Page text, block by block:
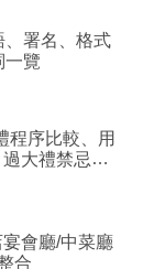
、署名、格式
一覽
程序比較、用
大禮禁忌及
會廳/中菜廳
合